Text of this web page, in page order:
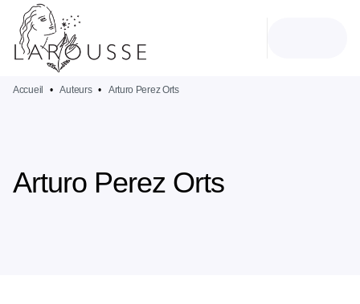
MENU
PIED DE PAGE
Accueil • Auteurs • Arturo Perez Orts
Arturo Perez Orts